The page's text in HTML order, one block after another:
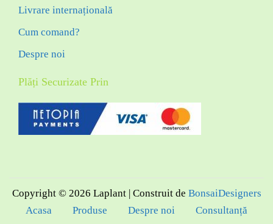
Livrare internațională
Cum comand?
Despre noi
Plăți Securizate Prin
Copyright © 2026 Laplant| Construit de BonsaiDesigners
Acasa
Produse Despre noi
Consultanță